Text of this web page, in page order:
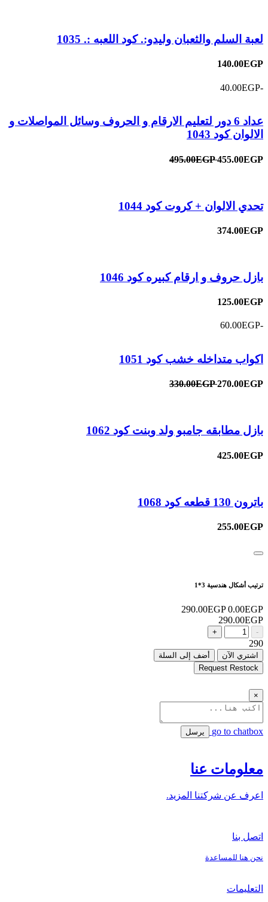
لعبة السلم والثعبان وليدو:. كود اللعبه :. 1035
140.00EGP
-40.00EGP
عداد 6 دور لتعليم الارقام و الحروف وسائل المواصلات و
الالوان كود 1043
495.00EGP455.00EGP
تحدي الالوان + كروت كود 1044
374.00EGP
بازل حروف و ارقام كبيره كود 1046
125.00EGP
-60.00EGP
اكواب متداخله خشب كود 1051
330.00EGP270.00EGP
بازل مطابقه جامبو ولد وبنت كود 1062
425.00EGP
باترون 130 قطعه كود 1068
255.00EGP
ترتيب أشكال هندسية 3*1
290.00EGP 0.00EGP
290.00EGP
-
+
290
اشتري الآن
أضف إلى السلة
Request Restock
×
go to chatbox يرسل
معلومات عنا
اعرف عن شركتنا المزيد.
اتصل بنا
نحن هنا للمساعدة
التعليمات